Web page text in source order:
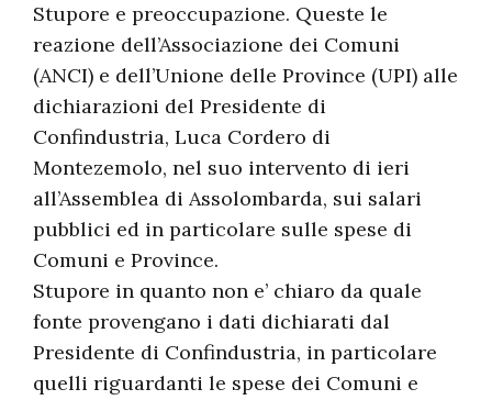
Stupore e preoccupazione. Queste le
reazione dell’Associazione dei Comuni
(ANCI) e dell’Unione delle Province (UPI) alle
dichiarazioni del Presidente di
Confindustria, Luca Cordero di
Montezemolo, nel suo intervento di ieri
all’Assemblea di Assolombarda, sui salari
pubblici ed in particolare sulle spese di
Comuni e Province.
Stupore in quanto non e’ chiaro da quale
fonte provengano i dati dichiarati dal
Presidente di Confindustria, in particolare
quelli riguardanti le spese dei Comuni e